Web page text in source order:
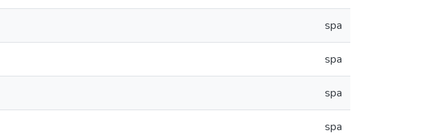
spa
spa
spa
spa